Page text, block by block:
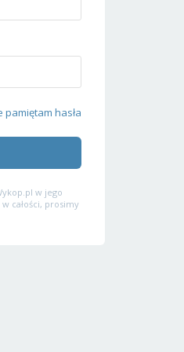
pamiętam hasła
w jego
całości, prosimy